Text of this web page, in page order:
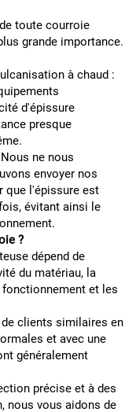
toute courroie
grande importance.
à chaud :
d'épissure
presque
ne nous
envoyer nos
que l'épissure est
évitant ainsi le
?
dépend de
du matériau, la
et les
de clients similaires en
et avec une
généralement
précise et à des
nous vous aidons de